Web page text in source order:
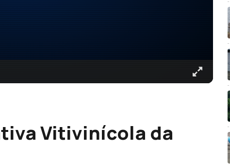
Vitivinícola da